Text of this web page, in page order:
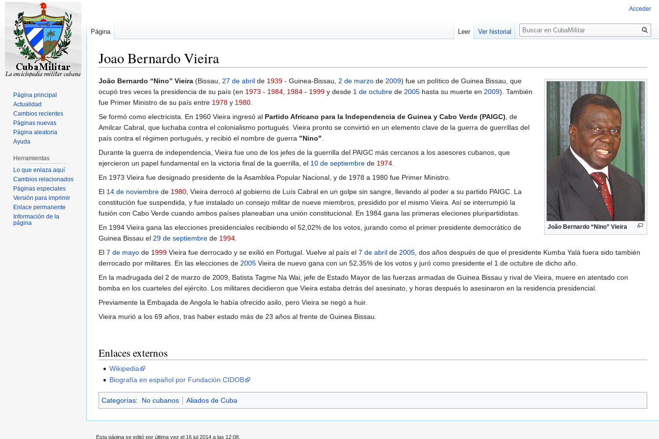
Joao Bernardo Vieira
Ir
a
la
navegación
Ir
a
la
búsqueda
João Bernardo “Nino” Vieira
João Bernardo “Nino” Vieira (Bissau, 27 de abril de 1939 - Guinea-Bissau, 2 de marzo de 2009) fue un político de Guinea Bissau, que
ocupó tres veces la presidencia de su país (en 1973 - 1984, 1984 - 1999 y desde 1 de octubre de 2005 hasta su muerte en 2009). También
fue Primer Ministro de su país entre 1978 y 1980.
Se formó como electricista. En 1960 Vieira ingresó al Partido Africano para la Independencia de Guinea y Cabo Verde (PAIGC), de
Amilcar Cabral, que luchaba contra el colonialismo portugués. Vieira pronto se convirtió en un elemento clave de la guerra de guerrillas del
país contra el régimen portugués, y recibió el nombre de guerra "Nino".
Durante la guerra de independencia, Vieira fue uno de los jefes de la guerrilla del PAIGC más cercanos a los asesores cubanos, que
ejercieron un papel fundamental en la victoria final de la guerrilla, el 10 de septiembre de 1974.
En 1973 Vieira fue designado presidente de la Asamblea Popular Nacional, y de 1978 a 1980 fue Primer Ministro.
El 14 de noviembre de 1980, Vieira derrocó al gobierno de Luís Cabral en un golpe sin sangre, llevando al poder a su partido PAIGC. La
constitución fue suspendida, y fue instalado un consejo militar de nueve miembros, presidido por el mismo Vieira. Así se interrumpió la
fusión con Cabo Verde cuando ambos países planeaban una unión constitucional. En 1984 gana las primeras eleciones pluripartidistas.
En 1994 Vieira gana las elecciones presidenciales recibiendo el 52,02% de los votos, jurando como el primer presidente democrático de
Guinea Bissau el 29 de septiembre de 1994.
El 7 de mayo de 1999 Vieira fue derrocado y se exilió en Portugal. Vuelve al país el 7 de abril de 2005, dos años después de que el presidente Kumba Yalá fuera sido también
derrocado por militares. En las elecciones de 2005 Vieira de nuevo gana con un 52,35% de los votos y juró como presidente el 1 de octubre de dicho año.
En la madrugada del 2 de marzo de 2009, Batista Tagme Na Wai, jefe de Estado Mayor de las fuerzas armadas de Guinea Bissau y rival de Vieira, muere en atentado con
bomba en los cuarteles del ejército. Los militares decidieron que Vieira estaba detrás del asesinato, y horas después lo asesinaron en la residencia presidencial.
Previamente la Embajada de Angola le había ofrecido asilo, pero Vieira se negó a huir.
Vieira murió a los 69 años, tras haber estado más de 23 años al frente de Guinea Bissau.
Enlaces externos
Wikipedia
Biografía en español por Fundación CIDOB
Categorías: No cubanos Aliados de Cuba
Acceder
Página Leer Ver historial
Buscar
Página principal
Actualidad
Cambios recientes
Páginas nuevas
Página aleatoria
Ayuda
Herramientas
Lo que enlaza aquí
Cambios relacionados
Páginas especiales
Versión para imprimir
Enlace permanente
Información de la
página
Esta página se editó por última vez el 16 jul 2014 a las 12:08.